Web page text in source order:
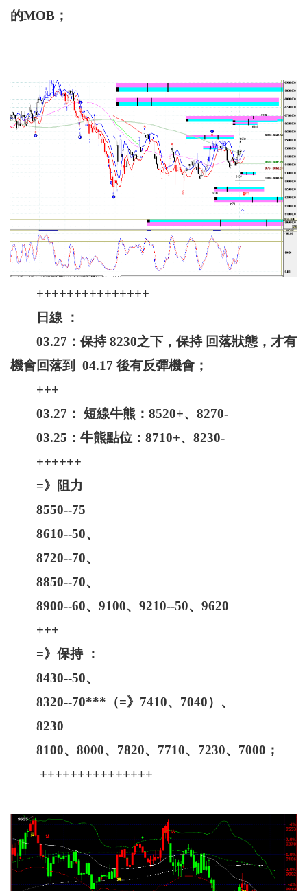
的MOB；
+++++++++++++++
日線 ：
03.27：保持 8230之下，保持 回落狀態，才有
機會回落到 04.17 後有反彈機會；
+++
03.27： 短線牛熊：8520+、8270-
03.25：牛熊點位：8710+、8230-
++++++
=》阻力
8550--75
8610--50、
8720--70、
8850--70、
8900--60、9100、9210--50、9620
+++
=》保持 ：
8430--50、
8320--70***（=》7410、7040）、
8230
8100、8000、7820、7710、7230、7000；
+++++++++++++++